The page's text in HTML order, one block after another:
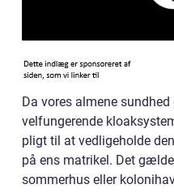
Da vores almene
velfungerende
pligt til at vedligeholde
på ens matrikel. Det
sommerhus eller